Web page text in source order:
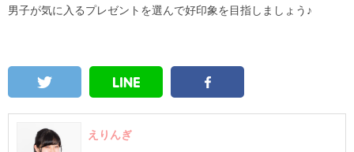
男子が気に入るプレゼントを選んで好印象を目指しましょう♪
えりんぎ